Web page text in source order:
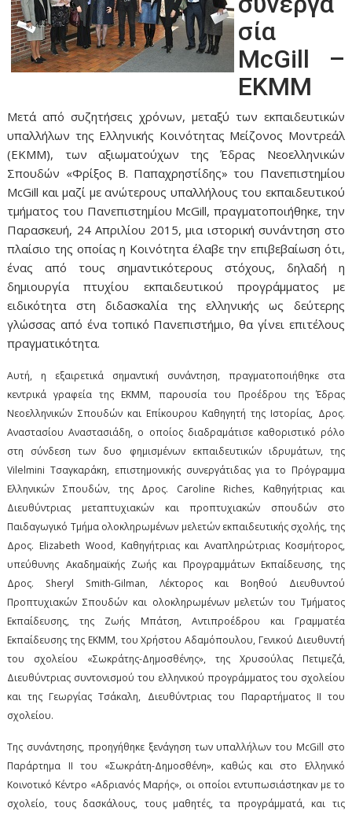
σία
McGill –
ΕΚΜΜ
Μετά από συζητήσεις χρόνων, μεταξύ των εκπαιδευτικών
υπαλλήλων της Ελληνικής Κοινότητας Μείζονος Μοντρεάλ
(ΕΚΜΜ), των αξιωματούχων της Έδρας Νεοελληνικών
Σπουδών «Φρίξος Β. Παπαχρηστίδης» του Πανεπιστημίου
McGill και μαζί με ανώτερους υπαλλήλους του εκπαιδευτικού
τμήματος του Πανεπιστημίου McGill, πραγματοποιήθηκε, την
Παρασκευή, 24 Απριλίου 2015, μια ιστορική συνάντηση στο
πλαίσιο της οποίας η Κοινότητα έλαβε την επιβεβαίωση ότι,
ένας από τους σημαντικότερους στόχους, δηλαδή η
δημιουργία πτυχίου εκπαιδευτικού προγράμματος με
ειδικότητα στη διδασκαλία της ελληνικής ως δεύτερης
γλώσσας από ένα τοπικό Πανεπιστήμιο, θα γίνει επιτέλους
πραγματικότητα.
Αυτή, η εξαιρετικά σημαντική συνάντηση, πραγματοποιήθηκε στα
κεντρικά γραφεία της ΕΚΜΜ, παρουσία του Προέδρου της Έδρας
Νεοελληνικών Σπουδών και Επίκουρου Καθηγητή της Ιστορίας, Δρος.
Αναστασίου Αναστασιάδη, ο οποίος διαδραμάτισε καθοριστικό ρόλο
στη σύνδεση των δυο φημισμένων εκπαιδευτικών ιδρυμάτων, της
Vilelmini Τσαγκαράκη, επιστημονικής συνεργάτιδας για το Πρόγραμμα
Ελληνικών Σπουδών, της Δρος. Caroline Riches, Καθηγήτριας και
Διευθύντριας μεταπτυχιακών και προπτυχιακών σπουδών στο
Παιδαγωγικό Τμήμα ολοκληρωμένων μελετών εκπαιδευτικής σχολής, της
Δρος. Elizabeth Wood, Καθηγήτριας και Αναπληρώτριας Κοσμήτορος,
υπεύθυνης Ακαδημαϊκής Ζωής και Προγραμμάτων Εκπαίδευσης, της
Δρος. Sheryl Smith-Gilman, Λέκτορος και Βοηθού Διευθυντού
Προπτυχιακών Σπουδών και ολοκληρωμένων μελετών του Τμήματος
Εκπαίδευσης, της Ζωής Μπάτση, Αντιπροέδρου και Γραμματέα
Εκπαίδευσης της ΕΚΜΜ, του Χρήστου Αδαμόπουλου, Γενικού Διευθυντή
του σχολείου «Σωκράτης-Δημοσθένης», της Χρυσούλας Πετιμεζά,
Διευθύντριας συντονισμού του ελληνικού προγράμματος του σχολείου
και της Γεωργίας Τσάκαλη, Διευθύντριας του Παραρτήματος ΙΙ του
σχολείου.
Της συνάντησης, προηγήθηκε ξενάγηση των υπαλλήλων του McGill στο
Παράρτημα ΙΙ του «Σωκράτη-Δημοσθένη», καθώς και στο Ελληνικό
Κοινοτικό Κέντρο «Αδριανός Μαρής», οι οποίοι εντυπωσιάστηκαν με το
σχολείο, τους δασκάλους, τους μαθητές, τα προγράμματά, και τις